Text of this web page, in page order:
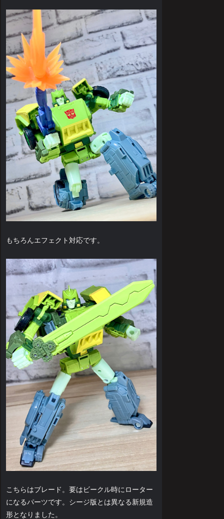
もちろんエフェクト対応です。
こちらはブレード。要はビークル時にローター
になるパーツです。シージ版とは異なる新規造
形となりました。